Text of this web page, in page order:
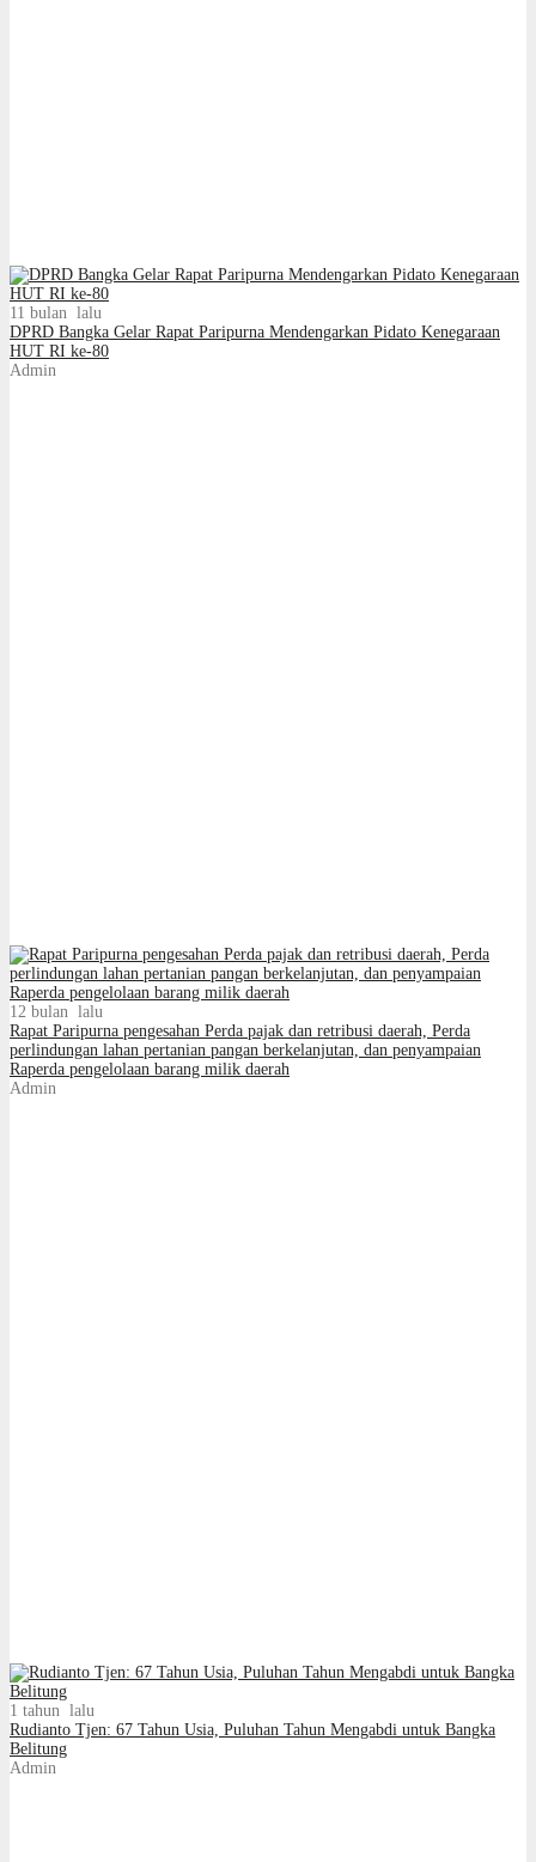
11 bulan lalu
DPRD Bangka Gelar Rapat Paripurna Mendengarkan Pidato Kenegaraan
HUT RI ke-80
Admin
12 bulan lalu
Rapat Paripurna pengesahan Perda pajak dan retribusi daerah, Perda
perlindungan lahan pertanian pangan berkelanjutan, dan penyampaian
Raperda pengelolaan barang milik daerah
Admin
1 tahun lalu
Rudianto Tjen: 67 Tahun Usia, Puluhan Tahun Mengabdi untuk Bangka
Belitung
Admin